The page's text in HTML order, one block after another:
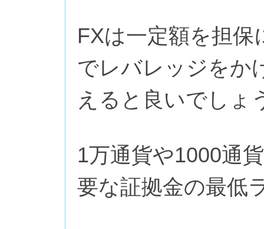
FXは一定額を担
でレバレッジをか
えると良いでしょ
1万通貨や1000通
要な証拠金の最低